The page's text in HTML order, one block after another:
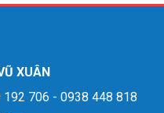
XUÂN
706 - 0938 448 818